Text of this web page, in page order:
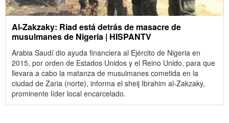
Al-Zakzaky: Riad está detrás de masacre de
musulmanes de Nigeria | HISPANTV
Arabia Saudí dio ayuda financiera al Ejército de Nigeria en
2015, por orden de Estados Unidos y el Reino Unido, para que
llevara a cabo la matanza de musulmanes cometida en la
ciudad de Zaria (norte), informa el sheij Ibrahim al-Zakzaky,
prominente líder local encarcelado.